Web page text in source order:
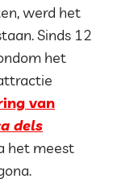
werd het
Sinds 12
het
van
dels
het meest